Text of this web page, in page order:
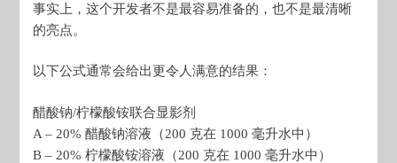
事实上，这个开发者不是最容易准备的，也不是最清晰
的亮点。
以下公式通常会给出更令人满意的结果：
醋酸钠/柠檬酸铵联合显影剂
A – 20% 醋酸钠溶液（200 克在 1000 毫升水中）
B – 20% 柠檬酸铵溶液（200 克在 1000 毫升水中）